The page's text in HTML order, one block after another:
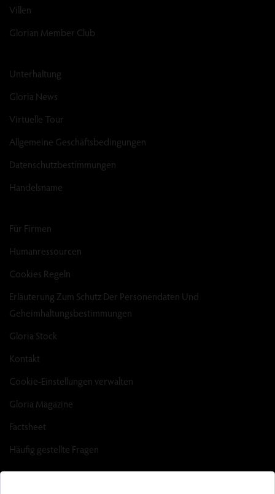
Villen
Glorian Member Club
Unterhaltung
Gloria News
Virtuelle Tour
Allgemeine Geschäftsbedingungen
Datenschutzbestimmungen
Handelsname
Für Firmen
Humanressourcen
Cookies Regeln
Erläuterung Zum Schutz Der Personendaten Und
Geheimhaltungsbestimmungen
Gloria Stock
Kontakt
Cookie-Einstellungen verwalten
Gloria Magazine
Factsheet
Häufig gestellte Fragen